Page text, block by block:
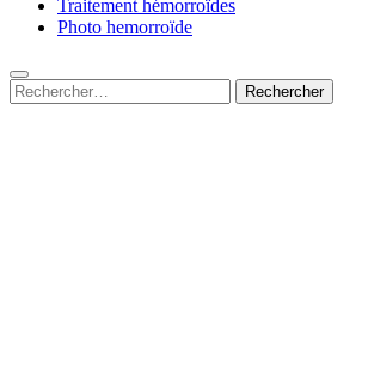
Traitement hémorroïdes
Photo hemorroïde
Rechercher :